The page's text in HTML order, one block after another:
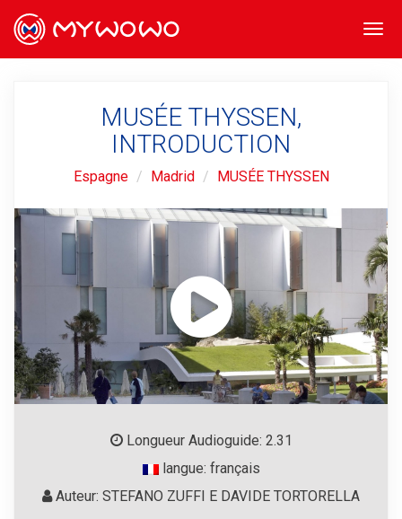
MUSÉE THYSSEN,
INTRODUCTION
Espagne Madrid MUSÉE THYSSEN
Longueur Audioguide: 2.31
langue: français
Auteur: STEFANO ZUFFI E DAVIDE TORTORELLA